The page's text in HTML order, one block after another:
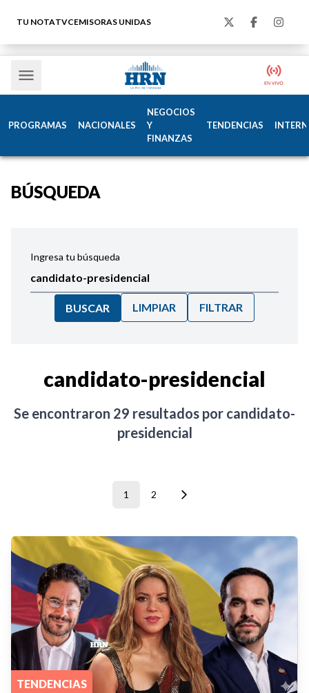
TU NOTATVCEMISORAS UNIDAS
PROGRAMAS NACIONALES
NEGOCIOS
Y
FINANZAS
TENDENCIAS
BÚSQUEDA
Ingresa tu búsqueda
BUSCAR LIMPIAR FILTRAR
candidato-presidencial
Se encontraron 29 resultados por candidato-
presidencial
1 2
TENDENCIAS